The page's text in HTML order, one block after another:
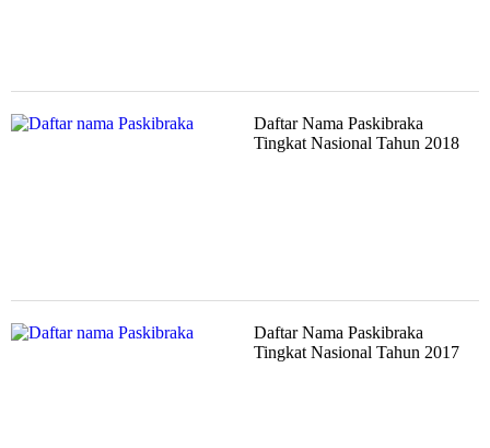
Daftar Nama Paskibraka
Tingkat Nasional Tahun 2018
Daftar Nama Paskibraka
Tingkat Nasional Tahun 2017